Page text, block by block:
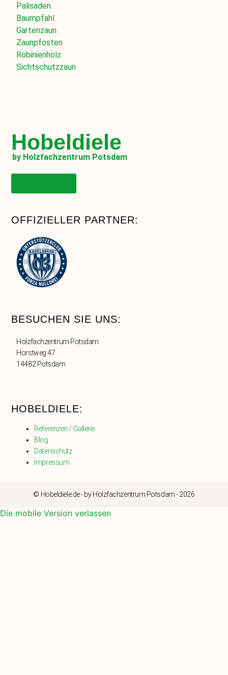
Palisaden
Baumpfahl
Gartenzaun
Zaunpfosten
Robinienholz
Sichtschutzzaun
Hobeldiele
by Holzfachzentrum Potsdam
OFFIZIELLER PARTNER:
BESUCHEN SIE UNS:
Holzfachzentrum Potsdam
Horstweg 47
14482 Potsdam
HOBELDIELE:
Referenzen / Gallerie
Blog
Datenschutz
Impressum
© Hobeldiele.de - by Holzfachzentrum Potsdam - 2026
Die mobile Version verlassen